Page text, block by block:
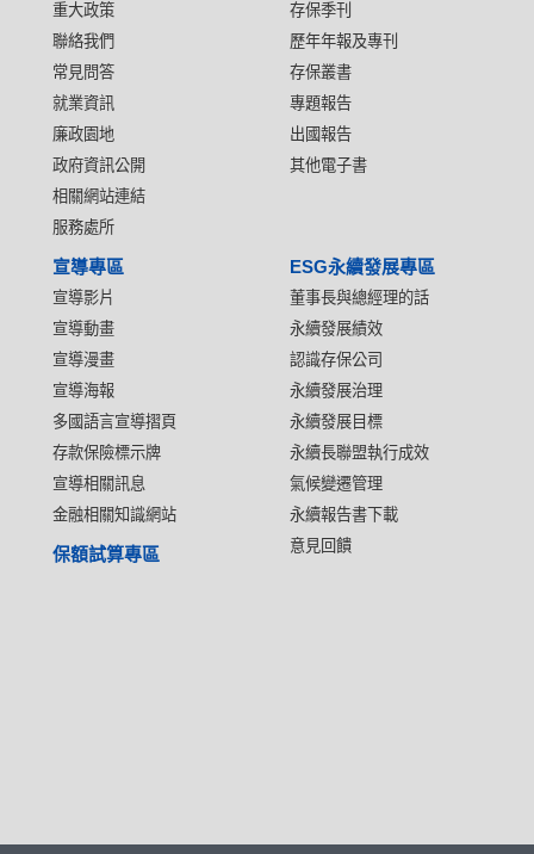
重大政策
聯絡我們
常見問答
就業資訊
廉政園地
政府資訊公開
相關網站連結
服務處所
存保季刊
歷年年報及專刊
存保叢書
專題報告
出國報告
其他電子書
宣導專區
宣導影片
宣導動畫
宣導漫畫
宣導海報
多國語言宣導摺頁
存款保險標示牌
宣導相關訊息
金融相關知識網站
ESG永續發展專區
董事長與總經理的話
永續發展績效
認識存保公司
永續發展治理
永續發展目標
永續長聯盟執行成效
氣候變遷管理
永續報告書下載
意見回饋
保額試算專區